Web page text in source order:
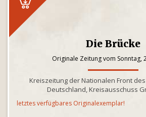
Die Brücke
Originale Zeitung vom Sonntag,
Kreiszeitung der Nationalen Front
Deutschland, Kreisausschuss
letztes verfügbares Originalexemplar!